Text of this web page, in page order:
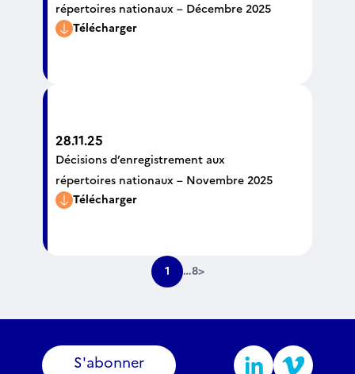
répertoires nationaux – Décembre 2025
Télécharger
28.11.25
Décisions d’enregistrement aux
répertoires nationaux – Novembre 2025
Télécharger
1 …8>
S'abonner